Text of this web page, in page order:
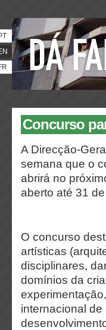
Concurso
A Direcção-
semana que o
abrirá no
aberto até 31
O concurso
artísticas
disciplinares,
domínios da
internacional